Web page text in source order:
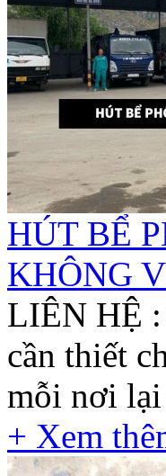
HÚT BỂ
KHÔNG
LIÊN HỆ :
cần thiết
mỗi nơi lại
+ Xem